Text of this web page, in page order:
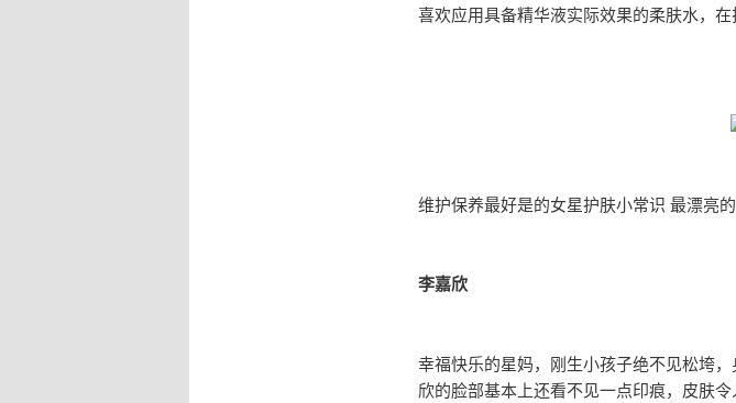
喜欢应用具备精华液实际效果的柔肤水，在
维护保养最好是的女星护肤小常识 最漂亮
李嘉欣
幸福快乐的星妈，刚生小孩子绝不见松垮
欣的脸部基本上还看不见一点印痕，皮肤